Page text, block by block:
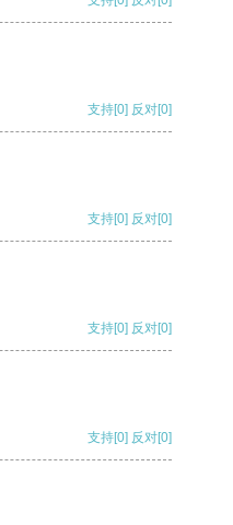
支持[0] 反对[0]
支持[0] 反对[0]
支持[0] 反对[0]
支持[0] 反对[0]